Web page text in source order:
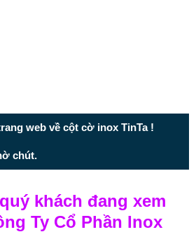
Zalo
web về cột cờ inox TinTa !
chút.
khách đang xem
Ty Cổ Phần Inox